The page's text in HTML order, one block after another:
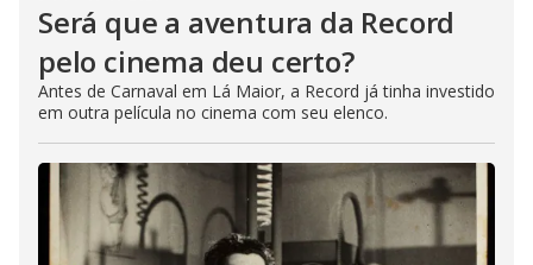
Será que a aventura da Record
pelo cinema deu certo?
Antes de Carnaval em Lá Maior, a Record já tinha investido
em outra película no cinema com seu elenco.